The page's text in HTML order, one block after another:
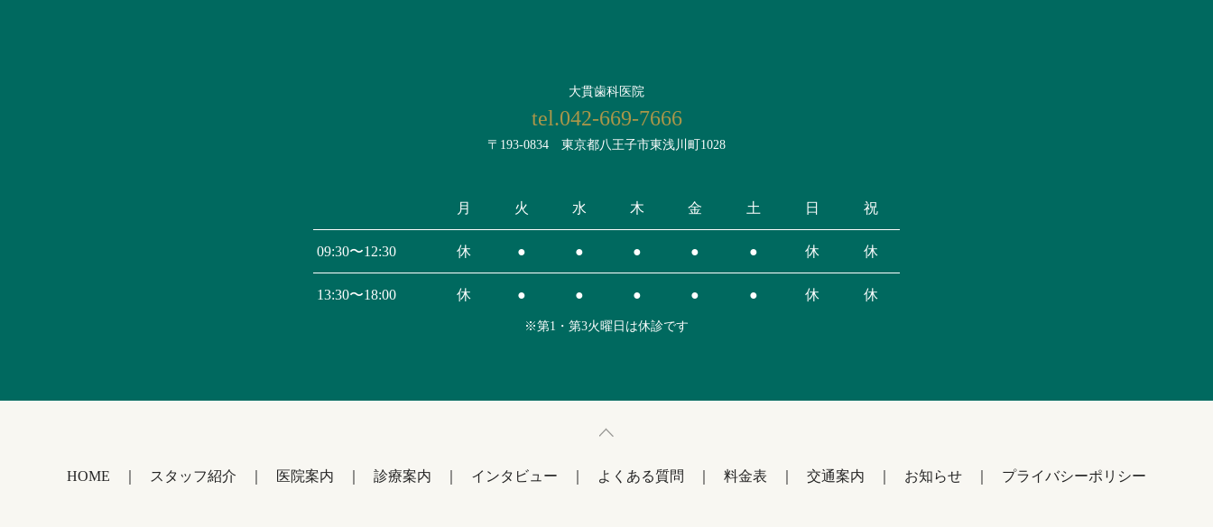
大貫歯科医院
tel.042-669-7666
〒193-0834 東京都八王子市東浅川町1028
月 火 水 木 金 土 日 祝
09:30〜12:30 休 ● ● ● ● ● 休 休
13:30〜18:00 休 ● ● ● ● ● 休 休
※第1・第3火曜日は休診です
HOME スタッフ紹介 医院案内 診療案内 インタビュー よくある質問 料金表 交通案内 お知らせ プライバシーポリシー